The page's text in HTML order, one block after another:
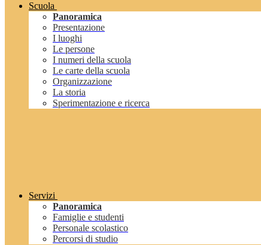
Scuola
Panoramica
Presentazione
I luoghi
Le persone
I numeri della scuola
Le carte della scuola
Organizzazione
La storia
Sperimentazione e ricerca
Servizi
Panoramica
Famiglie e studenti
Personale scolastico
Percorsi di studio